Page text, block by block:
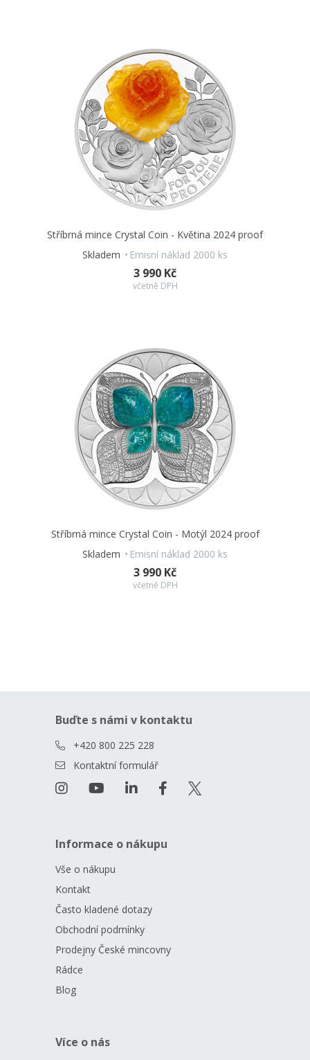
Stříbrná mince Crystal Coin - Květina 2024 proof
Skladem
Emisní náklad 2000 ks
3 990 Kč
včetně DPH
Stříbrná mince Crystal Coin - Motýl 2024 proof
Skladem
Emisní náklad 2000 ks
3 990 Kč
včetně DPH
Buďte s námi v kontaktu
+420 800 225 228
Kontaktní formulář
Informace o nákupu
Vše o nákupu
Kontakt
Často kladené dotazy
Obchodní podmínky
Prodejny České mincovny
Rádce
Blog
Více o nás